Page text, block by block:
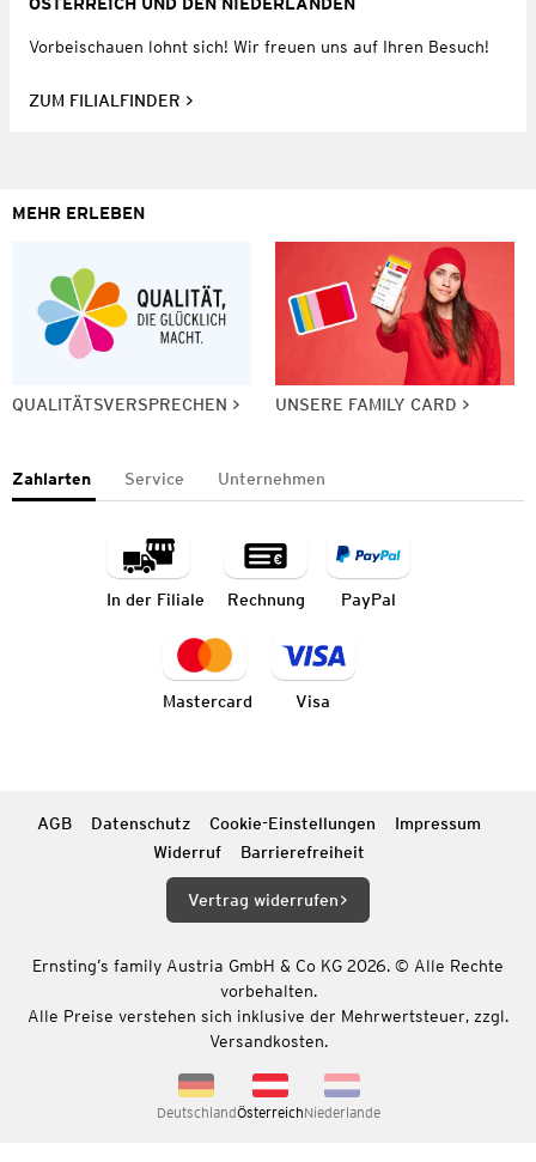
Vorbeischauen lohnt sich! Wir freuen uns auf Ihren Besuch!
ZUM FILIALFINDER
MEHR ERLEBEN
QUALITÄTSVERSPRECHEN UNSERE FAMILY CARD
Zahlarten Service Unternehmen
In der Filiale Rechnung PayPal
Mastercard Visa
AGB Datenschutz Cookie-Einstellungen
Impressum
Widerruf
Barrierefreiheit
Vertrag widerrufen
Ernsting’s family Austria GmbH & Co KG 2026. © Alle Rechte
vorbehalten.
Alle Preise verstehen sich inklusive der Mehrwertsteuer, zzgl.
Versandkosten.
DeutschlandÖsterreichNiederlande